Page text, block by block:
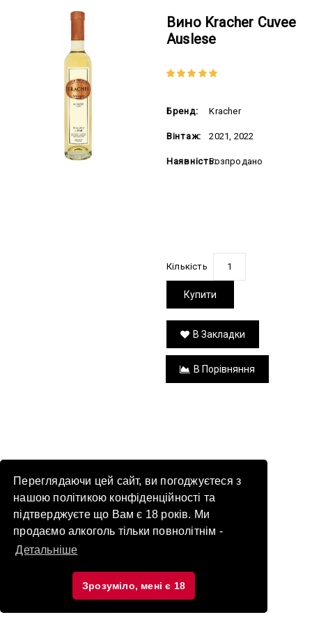
Переглядаючи цей сайт, ви погоджуєтеся з
нашою політикою конфіденційності та
підтверджуєте що Вам є 18 років. Ми
продаємо алкоголь тільки повнолітнім -
Детальніше
Зрозуміло, мені є 18
Вино Kracher Cuvee
Auslese
Бренд: Kracher
Вінтаж: 2021, 2022
Наявність:Розпродано
Кількість
Купити
В Закладки
В Порівняння